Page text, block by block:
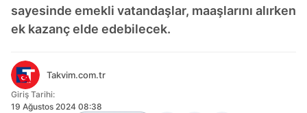
sayesinde emekli vatandaşlar, maaşlarını alırken
ek kazanç elde edebilecek.
Takvim.com.tr
Giriş Tarihi:
19 Ağustos 2024 08:38